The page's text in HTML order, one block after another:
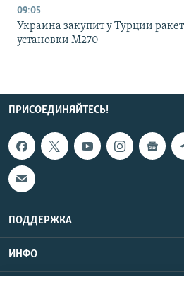
09:05
Украина закупит у Турции
установки M270
ПРИСОЕДИНЯЙТЕСЬ!
ПОДДЕРЖКА
ИНФО